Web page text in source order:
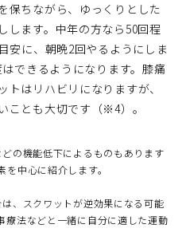
保ちながら、ゆっくりとした
します。中年の方なら50回程
安に、朝晩2回やるようにしま
できるようになります。膝痛
はリハビリになりますが、
ことも大切です（※4）。
の機能低下によるものもあります
中心に紹介します。
、スクワットが逆効果になる可能
療法などと一緒に自分に適した運動